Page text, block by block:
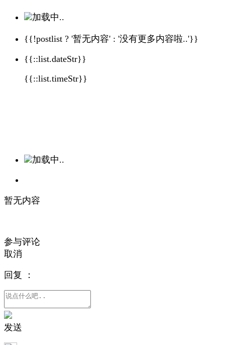
加载中..
{{!postlist ? '暂无内容' : '没有更多内容啦..'}}
{{::list.dateStr}}
{{::list.timeStr}}
加载中..
暂无内容
参与评论
取消
回复 ：
发送